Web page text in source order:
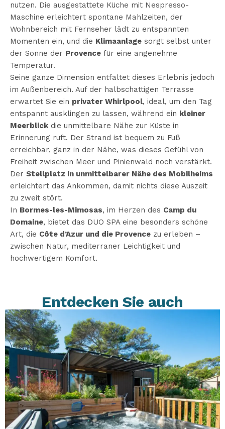
nutzen. Die ausgestattete Küche mit Nespresso-
Maschine erleichtert spontane Mahlzeiten, der
Wohnbereich mit Fernseher lädt zu entspannten
Momenten ein, und die Klimaanlage sorgt selbst unter
der Sonne der Provence für eine angenehme
Temperatur.
Seine ganze Dimension entfaltet dieses Erlebnis jedoch
im Außenbereich. Auf der halbschattigen Terrasse
erwartet Sie ein privater Whirlpool, ideal, um den Tag
entspannt ausklingen zu lassen, während ein kleiner
Meerblickdie unmittelbare Nähe zur Küste in
Erinnerung ruft. Der Strand ist bequem zu Fuß
erreichbar, ganz in der Nähe, was dieses Gefühl von
Freiheit zwischen Meer und Pinienwald noch verstärkt.
Der Stellplatz in unmittelbarer Nähe des Mobilheims
erleichtert das Ankommen, damit nichts diese Auszeit
zu zweit stört.
In Bormes-les-Mimosas, im Herzen des Camp du
Domaine, bietet das DUO SPA eine besonders schöne
Art, die Côte d’Azur und die Provence zu erleben –
zwischen Natur, mediterraner Leichtigkeit und
hochwertigem Komfort.
Entdecken Sie auch